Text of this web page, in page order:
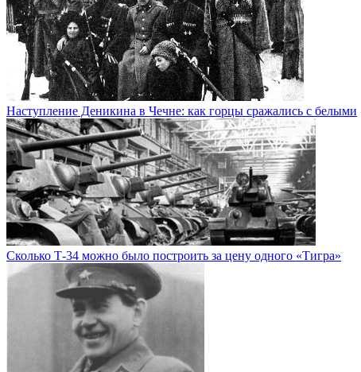
Наступление Деникина в Чечне: как горцы сражались с белыми
Сколько Т-34 можно было построить за цену одного «Тигра»